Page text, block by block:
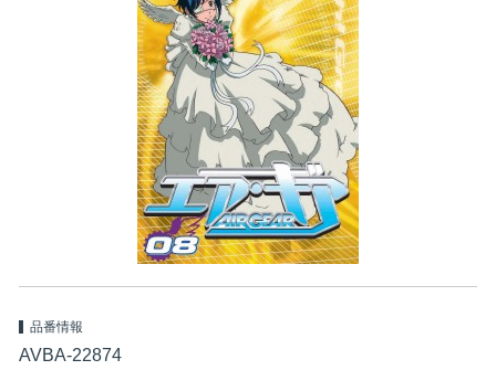
品番情報
AVBA-22874